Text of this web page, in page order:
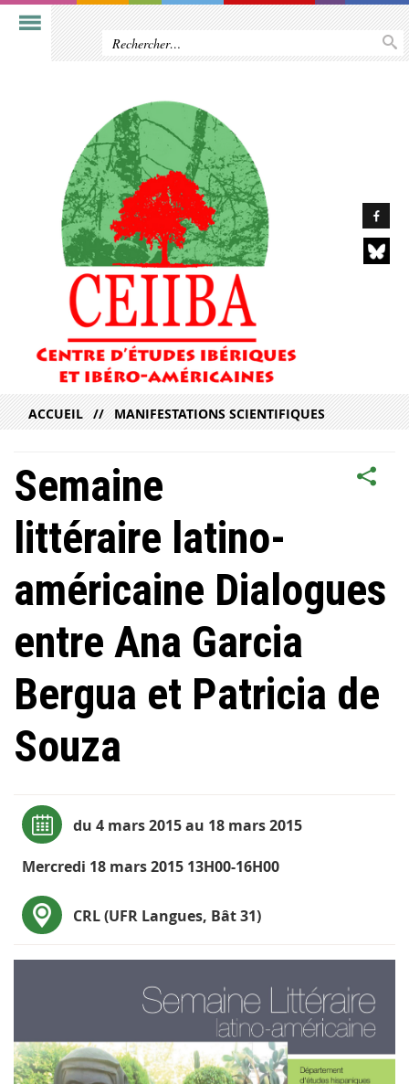
ACCUEIL MANIFESTATIONS SCIENTIFIQUES
Semaine
littéraire latino-
américaine Dialogues
entre Ana Garcia
Bergua et Patricia de
Souza
du 4 mars 2015 au 18 mars 2015
Mercredi 18 mars 2015 13H00-16H00
CRL (UFR Langues, Bât 31)